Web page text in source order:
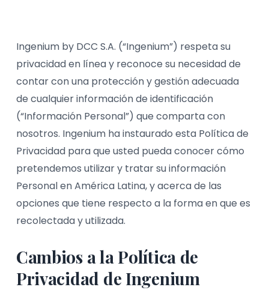
Ingenium by DCC S.A. (“Ingenium”) respeta su
privacidad en línea y reconoce su necesidad de
contar con una protección y gestión adecuada
de cualquier información de identificación
(“Información Personal”) que comparta con
nosotros. Ingenium ha instaurado esta Política de
Privacidad para que usted pueda conocer cómo
pretendemos utilizar y tratar su información
Personal en América Latina, y acerca de las
opciones que tiene respecto a la forma en que es
recolectada y utilizada.
Cambios a la Política de
Privacidad de Ingenium